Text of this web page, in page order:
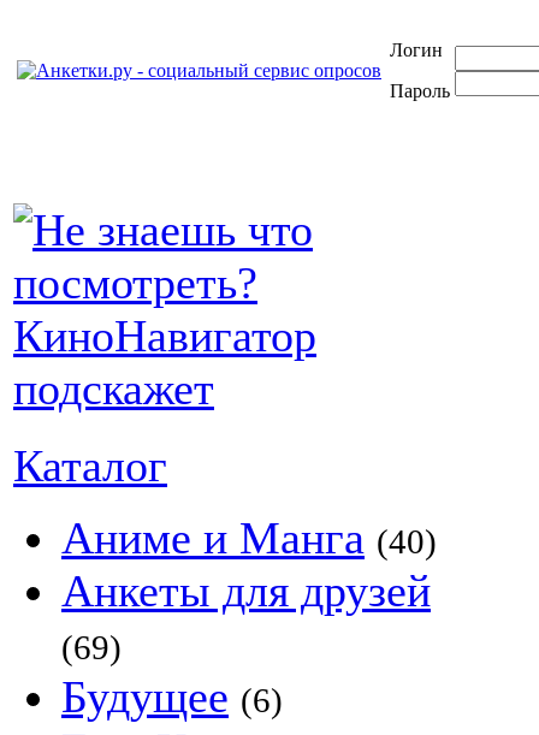
Логин
Пароль
Каталог
Аниме и Манга (40)
Анкеты для друзей
(69)
Будущее (6)